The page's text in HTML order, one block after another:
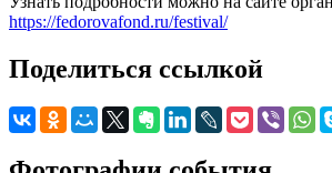
https://fedorovafond.ru/festival/
Поделиться ссылкой